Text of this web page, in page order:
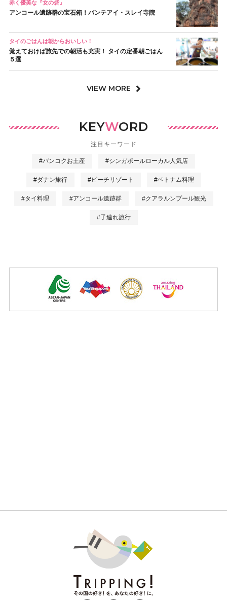
赤く優美な『女の砦』
アンコール遺跡群の宝石箱！バンテアイ・スレイ寺院
タイのごはんは朝からおいしい！
覚えておけば旅先での朝活も充実！ タイの定番朝ごはん
５選
VIEW MORE
KEYWORD
注目キーワード
#バンコクお土産 #シンガポールローカル人気店
#ダナン旅行 #ビーチリゾート #ベトナム料理
#タイ料理 #アンコール遺跡群 #クアラルンプール観光
#子連れ旅行